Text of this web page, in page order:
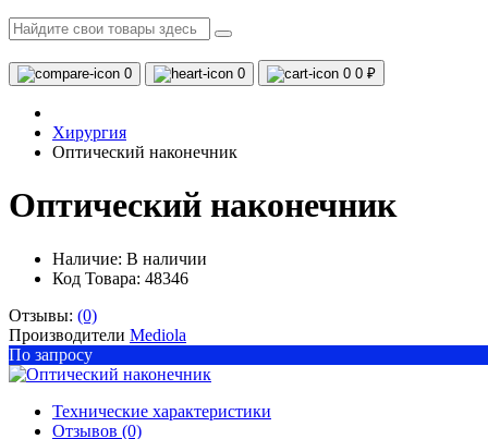
0 0 0 0 ₽
Хирургия
Оптический наконечник
Оптический наконечник
Наличие: В наличии
Код Товара: 48346
Отзывы: (0)
Производители Mediola
По запросу
Технические характеристики
Отзывов (0)